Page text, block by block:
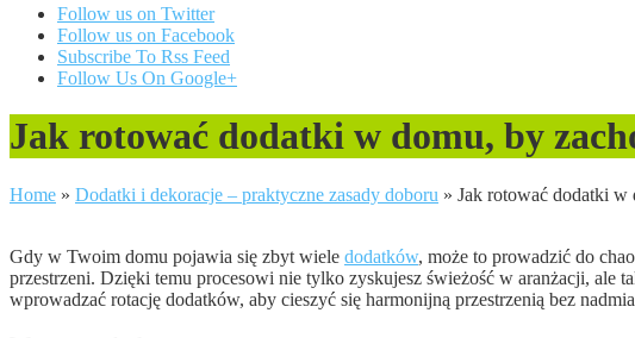
Follow us on Twitter
Follow us on Facebook
Subscribe To Rss Feed
Follow Us On Google+
Jak rotować dodatki w domu, by
Home » Dodatki i dekoracje – praktyczne zasady doboru » Jak rotować dodatki w
Gdy w Twoim domu pojawia się zbyt wiele dodatków, może to prowadzić do
przestrzeni. Dzięki temu procesowi nie tylko zyskujesz świeżość w aranżacji, ale
wprowadzać rotację dodatków, aby cieszyć się harmonijną przestrzenią bez